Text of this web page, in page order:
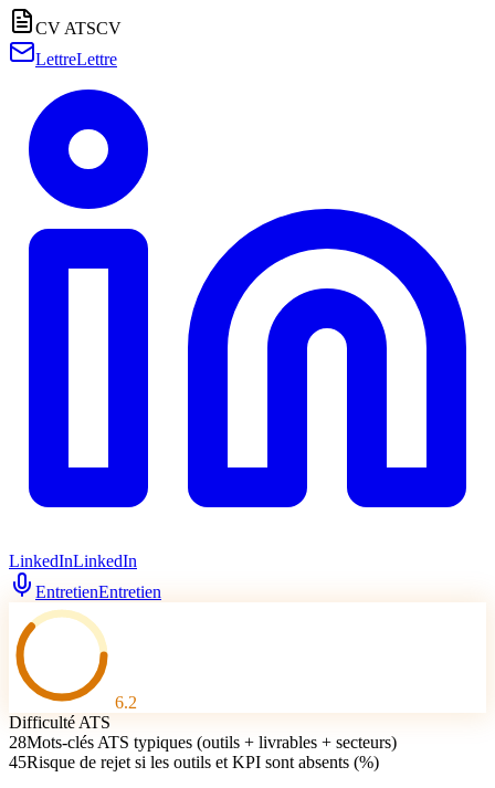
CV ATSCV
LettreLettre
LinkedInLinkedIn
EntretienEntretien
6.2
Difficulté ATS
28Mots-clés ATS typiques (outils + livrables + secteurs)
45Risque de rejet si les outils et KPI sont absents (%)